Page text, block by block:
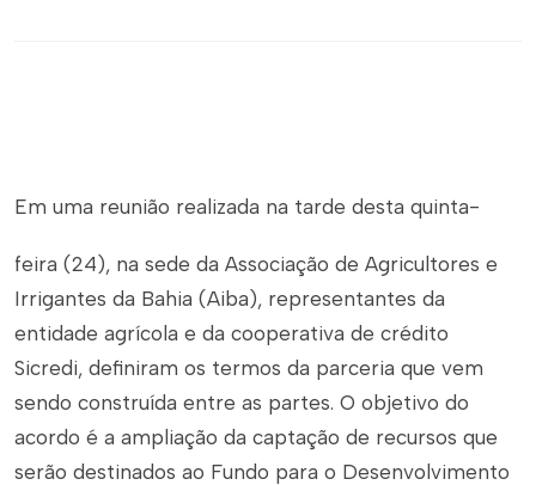
Em uma reunião realizada na tarde desta quinta-
feira (24), na sede da Associação de Agricultores e
Irrigantes da Bahia (Aiba), representantes da
entidade agrícola e da cooperativa de crédito
Sicredi, definiram os termos da parceria que vem
sendo construída entre as partes. O objetivo do
acordo é a ampliação da captação de recursos que
serão destinados ao Fundo para o Desenvolvimento